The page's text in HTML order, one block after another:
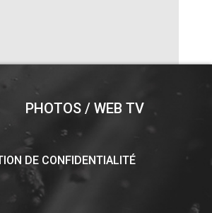
PHOTOS / WEB TV
DE CONFIDENTIALITÉ